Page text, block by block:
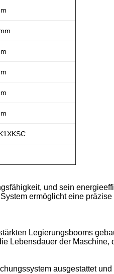
und sein
ermöglicht eine
Legierungsbooms
Lebensdauer der
ausgestattet